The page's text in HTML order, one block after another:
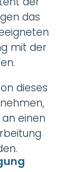
das
mit der
dieses
einen